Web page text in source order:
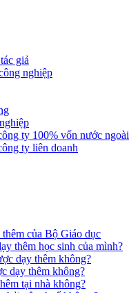
giả
nghiệp
ty 100% vốn nước ngoài
ty liên doanh
của Bộ Giáo dục
thêm học sinh của mình?
dạy thêm không?
dạy thêm không?
tại nhà không?